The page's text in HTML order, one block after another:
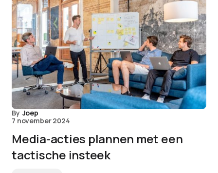
By Joep
7 november 2024
Media-acties plannen met een
tactische insteek